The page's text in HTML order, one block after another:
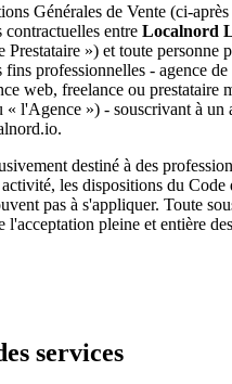
Générales de Vente (ci-
contractuelles entre Localnord
») et toute personne
fins professionnelles - agence de
web, freelance ou prestataire
« l'Agence ») - souscrivant à un
destiné à des
les dispositions du Code
pas à s'appliquer. Toute
l'acceptation pleine et entière
services